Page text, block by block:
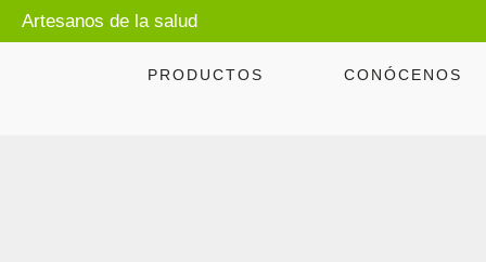
Artesanos de la salud
PRODUCTOS CONÓCENOS